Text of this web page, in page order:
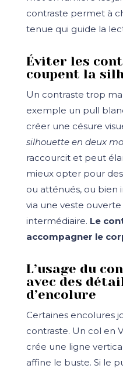
contraste permet à
tenue qui guide la
Éviter les
coupent la
Un contraste trop
exemple un pull
créer une césure
silhouette en deux
raccourcit et peut
mieux opter pour
ou atténués, ou bien
via une veste
intermédiaire. Le
accompagner le
L’usage du
avec des
d’encolure
Certaines encolures
contraste. Un col en
crée une ligne
affine le buste. Si le